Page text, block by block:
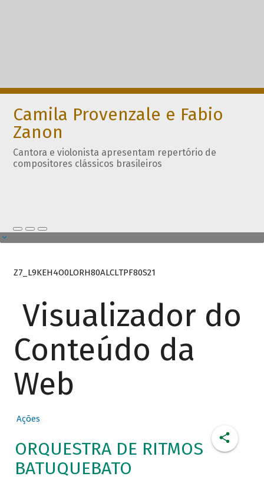
Camila Provenzale e Fabio
Zanon
Cantora e violonista apresentam repertório de
compositores clássicos brasileiros
Z7_L9KEH4O0LORH80ALCLTPF80S21
Visualizador do
Conteúdo da
Web
Ações
ORQUESTRA DE RITMOS
BATUQUEBATO